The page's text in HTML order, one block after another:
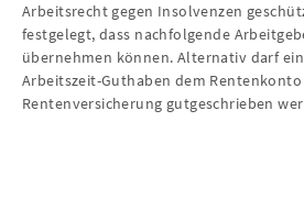
Arbeitsrecht gegen Insolvenzen
festgelegt, dass nachfolgende
übernehmen können. Alternativ darf
Arbeitszeit-Guthaben dem
Rentenversicherung gutgeschrieben